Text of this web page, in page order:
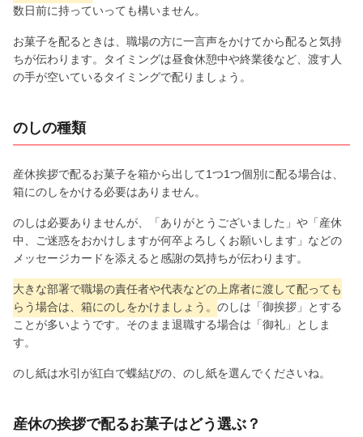
数日前に持っていっても構いません。
お菓子を配るときは、職場の方に一言声をかけてから配ると気持
ちが伝わります。タイミングは昼食休憩中や終業後など、渡す人
の手が空いているタイミングで配りましょう。
のしの種類
産休挨拶で配るお菓子を箱から出して1つ1つ個別に配る場合は、
箱にのしをかける必要はありません。
のしは必要ありませんが、「ありがとうございました」や「産休
中、ご迷惑をおかけしますが何卒よろしくお願いします」などの
メッセージカードを添えると感謝の気持ちが伝わります。
大きな部署で職場の責任者や代表などの上席者に渡して配っても
らう場合は、箱にのしをかけましょう。 のしは「御挨拶」とする
ことが多いようです。そのまま退職する場合は「御礼」としま
す。
のし紙は水引が紅白で蝶結びの、のし紙を選んでくださいね。
産休の挨拶で配るお菓子はどう選ぶ？